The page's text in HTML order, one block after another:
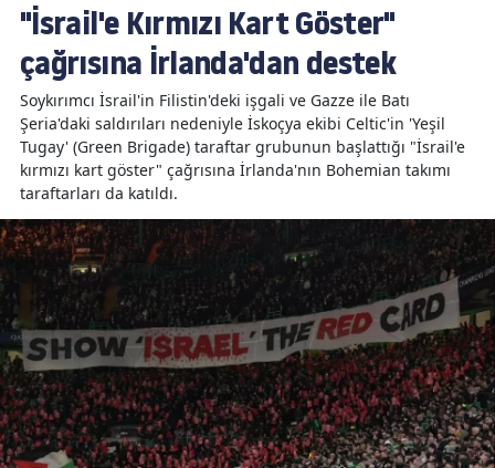
"İsrail'e Kırmızı Kart Göster"
çağrısına İrlanda'dan destek
Soykırımcı İsrail'in Filistin'deki işgali ve Gazze ile Batı
Şeria'daki saldırıları nedeniyle İskoçya ekibi Celtic'in 'Yeşil
Tugay' (Green Brigade) taraftar grubunun başlattığı "İsrail'e
kırmızı kart göster" çağrısına İrlanda'nın Bohemian takımı
taraftarları da katıldı.